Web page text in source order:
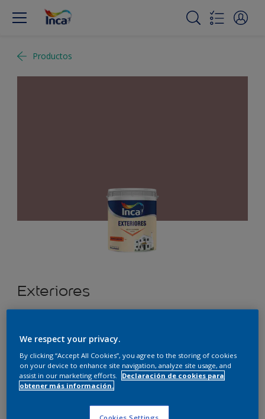
Productos
Exteriores
Cambiar de color
We respect your privacy.
By clicking “Accept All Cookies”, you agree to the storing of cookies
on your device to enhance site navigation, analyze site usage, and
assist in our marketing efforts.
Declaración de cookies para
obtener más información.